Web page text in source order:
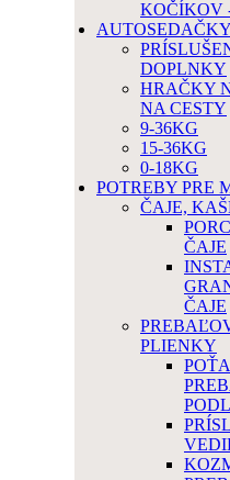
KOČÍKOV
AUTOSEDAČKY
DOPLNKY
HRAČKY
NA CESTY
9-36KG
15-36KG
0-18KG
POTREBY PRE
ČAJE,
ČAJE
ČAJE
PLIENKY